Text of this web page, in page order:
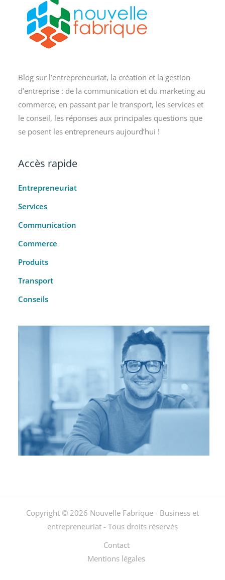
Blog sur l’entrepreneuriat, la création et la gestion
d’entreprise : de la communication et du marketing au
commerce, en passant par le transport, les services et
le conseil, les réponses aux principales questions que
se posent les entrepreneurs aujourd’hui !
Accès rapide
Entrepreneuriat
Services
Communication
Commerce
Produits
Transport
Conseils
Copyright © 2026 Nouvelle Fabrique - Business et
entrepreneuriat - Tous droits réservés
Contact
Mentions légales